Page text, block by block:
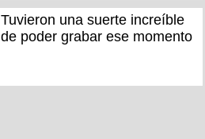
Tuvieron una suerte increíble
de poder grabar ese momento